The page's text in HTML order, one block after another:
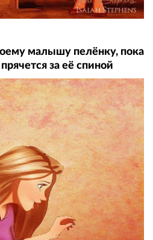
малышу пелёнку, пока
за её спиной